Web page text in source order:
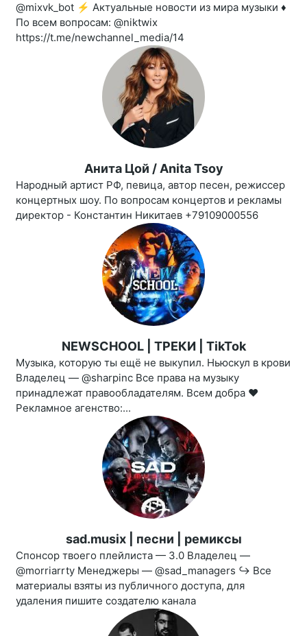
@mixvk_bot ⚡️ Актуальные новости из мира музыки ♦️
По всем вопросам: @niktwix
https://t.me/newchannel_media/14
Анита Цой / Anita Tsoy
Народный артист РФ, певица, автор песен, режиссер
концертных шоу. По вопросам концертов и рекламы
директор - Константин Никитаев +79109000556
NEWSCHOOL | ТРЕКИ | TikTok
Музыка, которую ты ещё не выкупил. Ньюскул в крови
Владелец — @sharpinc Все права на музыку
принадлежат правообладателям. Всем добра ❤️
Рекламное агенство:...
sad.musix | песни | ремиксы
Спонсор твоего плейлиста — 3.0 Владелец —
@morriarrty Менеджеры — @sad_managers ↪️ Все
материалы взяты из публичного доступа, для
удаления пишите создателю канала